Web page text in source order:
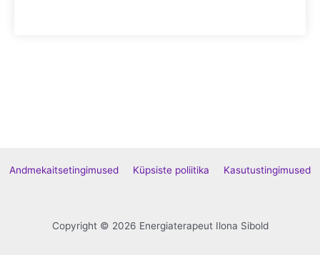
Andmekaitsetingimused Küpsiste poliitika Kasutustingimused
Copyright © 2026 Energiaterapeut Ilona Sibold